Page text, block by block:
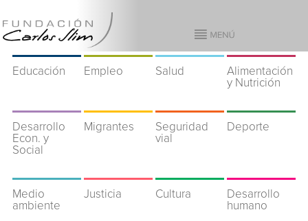
Educación Empleo Salud
Alimentación
y Nutrición
Desarrollo
Econ. y
Social
Migrantes
Seguridad
vial
Deporte
Medio
ambiente
Justicia Cultura
Desarrollo
humano